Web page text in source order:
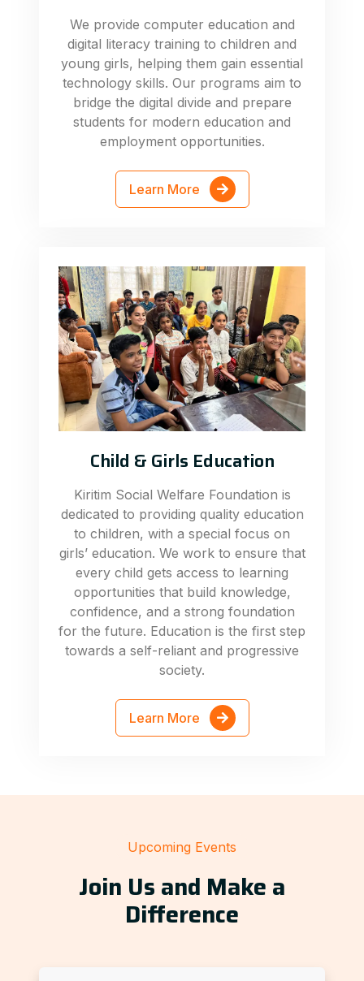
We provide computer education and
digital literacy training to children and
young girls, helping them gain essential
technology skills. Our programs aim to
bridge the digital divide and prepare
students for modern education and
employment opportunities.
Learn More
Child & Girls Education
Kiritim Social Welfare Foundation is
dedicated to providing quality education
to children, with a special focus on
girls’ education. We work to ensure that
every child gets access to learning
opportunities that build knowledge,
confidence, and a strong foundation
for the future. Education is the first step
towards a self-reliant and progressive
society.
Learn More
Upcoming Events
Join Us and Make a
Difference